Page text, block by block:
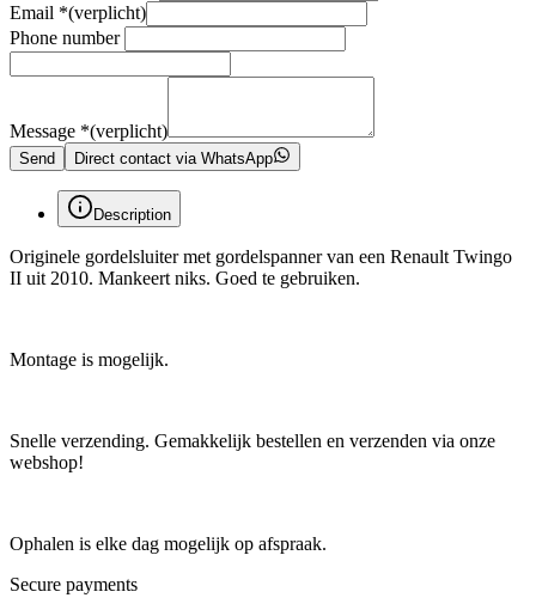
Email *(verplicht)
Phone number
Message *(verplicht)
Send Direct contact via WhatsApp
Description
Originele gordelsluiter met gordelspanner van een Renault Twingo
II uit 2010. Mankeert niks. Goed te gebruiken.
Montage is mogelijk.
Snelle verzending. Gemakkelijk bestellen en verzenden via onze
webshop!
Ophalen is elke dag mogelijk op afspraak.
Secure payments